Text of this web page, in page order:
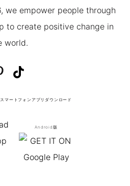
we empower people through
to create positive change in
world.
マートフォンアプリ ダウンロード
Android版